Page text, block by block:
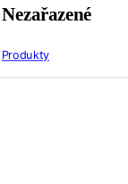
Nezařazené
Produkty